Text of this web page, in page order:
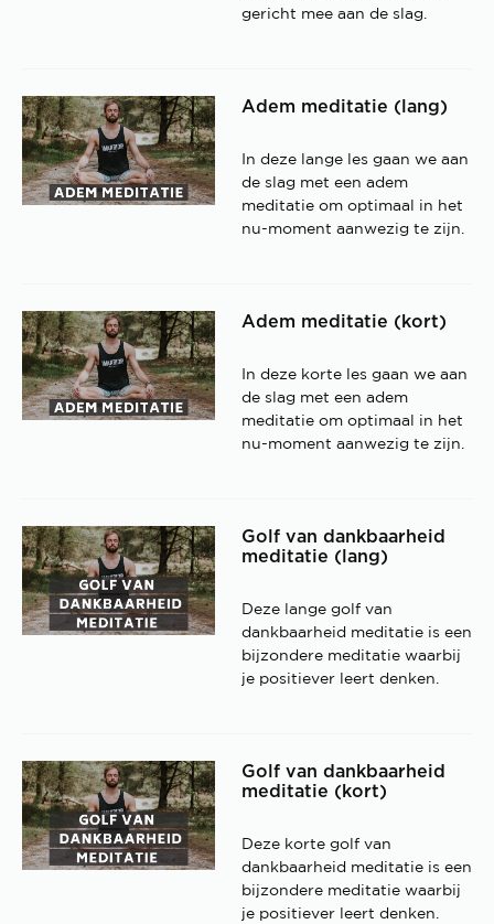
gericht mee aan de slag.
Adem meditatie (lang)
In deze lange les gaan we aan
de slag met een adem
meditatie om optimaal in het
nu-moment aanwezig te zijn.
Adem meditatie (kort)
In deze korte les gaan we aan
de slag met een adem
meditatie om optimaal in het
nu-moment aanwezig te zijn.
Golf van dankbaarheid
meditatie (lang)
Deze lange golf van
dankbaarheid meditatie is een
bijzondere meditatie waarbij
je positiever leert denken.
Golf van dankbaarheid
meditatie (kort)
Deze korte golf van
dankbaarheid meditatie is een
bijzondere meditatie waarbij
je positiever leert denken.